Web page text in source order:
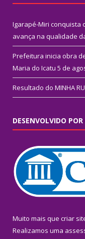
Igarapé-Miri conquista
avança na qualidade
Prefeitura inicia obra
Maria do Icatu 5 de
Resultado do MINHA
DESENVOLVIDO POR
Muito mais que criar
Realizamos uma